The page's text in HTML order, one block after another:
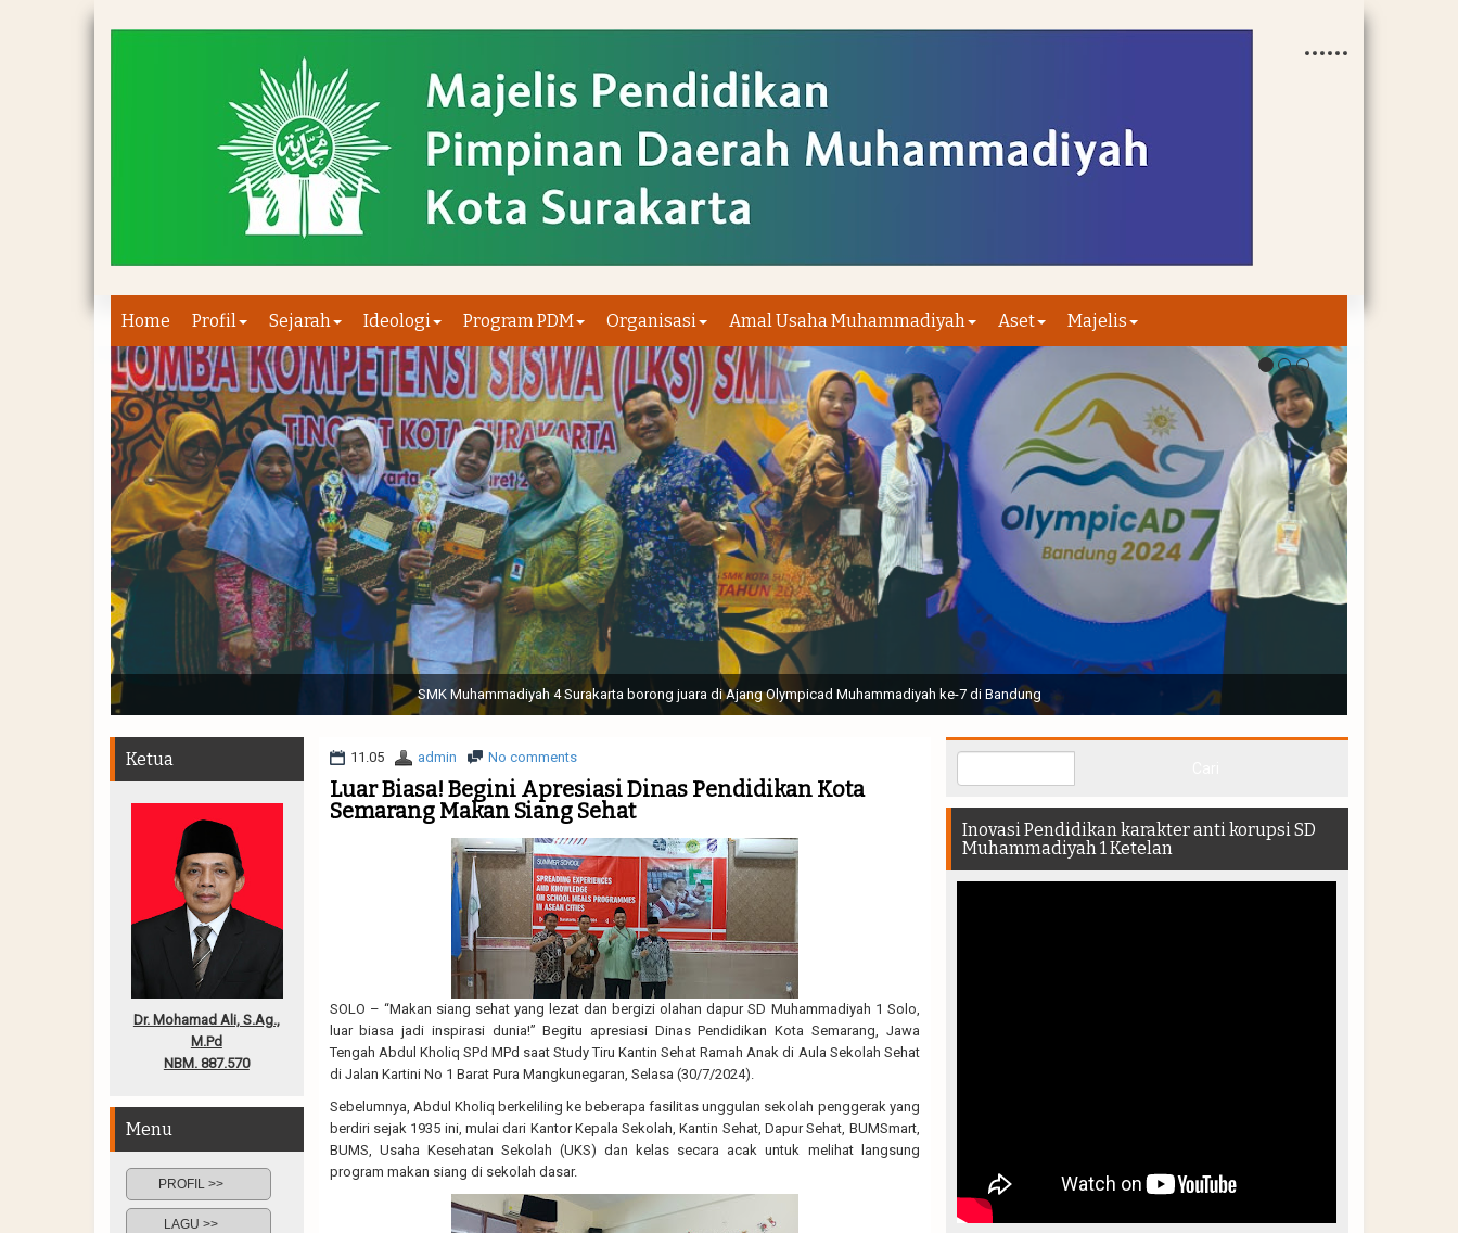
Home Profil Sejarah Ideologi Program PDM Organisasi Amal Usaha Muhammadiyah Aset Majelis
Sabtu, 19 November 2022. (dari kiri) Pertunjukan Tapak Suci Perguruan Muhammadiyah ( TSPM ) di Stadion Manahan Solo || Ir. H. Joko Widodo selaku Presiden RI membuka Acara Muktamar
Muhammadiyah 48 || Pertunjukan bendera dan tari memukau seluruh Muktamar dan Muktamirin yang hadir di dalam stadion
11.05 admin No comments
Luar Biasa! Begini Apresiasi Dinas Pendidikan Kota
Semarang Makan Siang Sehat
SOLO – “Makan siang sehat yang lezat dan bergizi olahan dapur SD Muhammadiyah 1 Solo,
luar biasa jadi inspirasi dunia!” Begitu apresiasi Dinas Pendidikan Kota Semarang, Jawa
Tengah Abdul Kholiq SPd MPd saat Study Tiru Kantin Sehat Ramah Anak di Aula Sekolah Sehat
di Jalan Kartini No 1 Barat Pura Mangkunegaran, Selasa (30/7/2024).
Sebelumnya, Abdul Kholiq berkeliling ke beberapa fasilitas unggulan sekolah penggerak yang
berdiri sejak 1935 ini, mulai dari Kantor Kepala Sekolah, Kantin Sehat, Dapur Sehat, BUMSmart,
BUMS, Usaha Kesehatan Sekolah (UKS) dan kelas secara acak untuk melihat langsung
program makan siang di sekolah dasar.
Ketua
Dr. Mohamad Ali, S.Ag.,
M.Pd
NBM. 887.570
Menu
PROFIL >>
LAGU >>
Inovasi Pendidikan karakter anti korupsi SD
Muhammadiyah 1 Ketelan